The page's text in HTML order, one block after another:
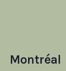
Montréal